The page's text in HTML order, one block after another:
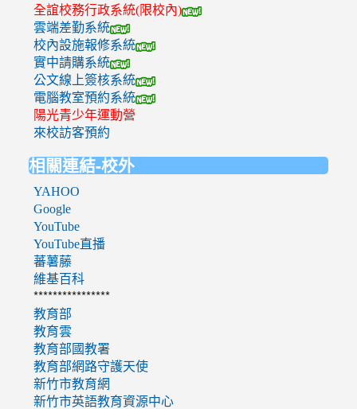
全誼校務行政系統(限校內)
雲端差勤系統
校內設施報修系統
實中請購系統
公文線上簽核系統
電腦教室預約系統
陽光青少年運動營
來校訪客預約
相關連結-校外
YAHOO
Google
YouTube
YouTube直播
蕃薯藤
維基百科
****************
教育部
教育雲
教育部國教署
教育部網路守護天使
新竹市教育網
新竹市英語教育資源中心